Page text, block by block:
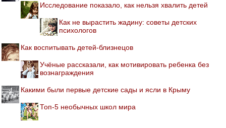
Исследование показало, как нельзя хвалить детей
Как не вырастить жадину: советы детских
психологов
Как воспитывать детей-близнецов
Учёные рассказали, как мотивировать ребенка без
вознаграждения
Какими были первые детские сады и ясли в Крыму
Топ-5 необычных школ мира